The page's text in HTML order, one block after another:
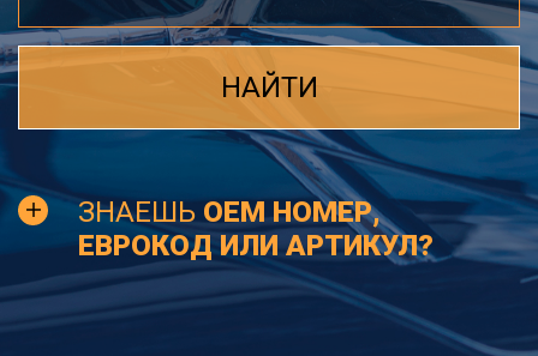
НАЙТИ
ЗНАЕШЬ OEM НОМЕР,
ЕВРОКОД ИЛИ АРТИКУЛ?